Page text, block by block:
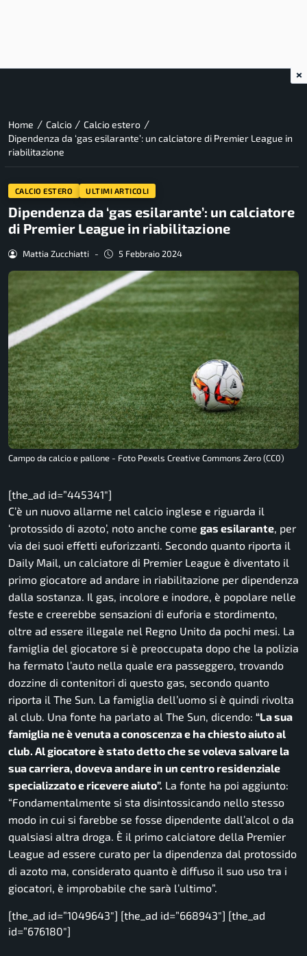
Home / Calcio / Calcio estero /
Dipendenza da ‘gas esilarante’: un calciatore di Premier League in
riabilitazione
CALCIO ESTERO ULTIMI ARTICOLI
Dipendenza da ‘gas esilarante’: un calciatore
di Premier League in riabilitazione
Mattia Zucchiatti - 5 Febbraio 2024
Campo da calcio e pallone - Foto Pexels Creative Commons Zero (CC0)
[the_ad id=”445341″]
C’è un nuovo allarme nel calcio inglese e riguarda il
‘protossido di azoto’, noto anche come gas esilarante, per
via dei suoi effetti euforizzanti. Secondo quanto riporta il
Daily Mail, un calciatore di Premier League è diventato il
primo giocatore ad andare in riabilitazione per dipendenza
dalla sostanza. Il gas, incolore e inodore, è popolare nelle
feste e creerebbe sensazioni di euforia e stordimento,
oltre ad essere illegale nel Regno Unito da pochi mesi. La
famiglia del giocatore si è preoccupata dopo che la polizia
ha fermato l’auto nella quale era passeggero, trovando
dozzine di contenitori di questo gas, secondo quanto
riporta il The Sun. La famiglia dell’uomo si è quindi rivolta
al club. Una fonte ha parlato al The Sun, dicendo: “La sua
famiglia ne è venuta a conoscenza e ha chiesto aiuto al
club. Al giocatore è stato detto che se voleva salvare la
sua carriera, doveva andare in un centro residenziale
specializzato e ricevere aiuto”. La fonte ha poi aggiunto:
“Fondamentalmente si sta disintossicando nello stesso
modo in cui si farebbe se fosse dipendente dall’alcol o da
qualsiasi altra droga. È il primo calciatore della Premier
League ad essere curato per la dipendenza dal protossido
di azoto ma, considerato quanto è diffuso il suo uso tra i
giocatori, è improbabile che sarà l’ultimo”.
[the_ad id=”1049643″] [the_ad id=”668943″] [the_ad
id=”676180″]
×